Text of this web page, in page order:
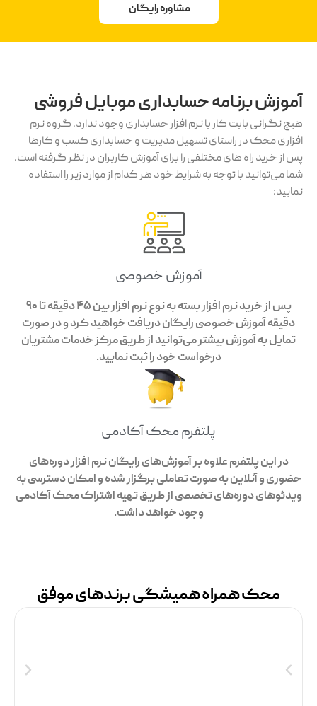
مشاوره رایگان
آموزش برنامه حسابداری موبایل فروشی
هیچ نگرانی بابت کار با نرم افزار حسابداری وجود ندارد. گروه نرم
افزاری محک در راستای تسهیل مدیریت و حسابداری کسب و کارها
پس از خرید راه های مختلفی را برای آموزش کاربران در نظر گرفته است.
شما می‌توانید با توجه به شرایط خود هر کدام از موارد زیر را استفاده
نمایید:
آموزش خصوصی
پس از خرید نرم افزار بسته به نوع نرم افزار بین 45 دقیقه تا 90
دقیقه آموزش خصوصی رایگان دریافت خواهید کرد و در صورت
تمایل به آموزش بیشتر می‌توانید از طریق مرکز خدمات مشتریان
درخواست خود را ثبت نمایید.
پلتفرم محک آکادمی
در این پلتفرم علاوه بر آموزش‌های رایگان نرم افزار دوره‌های
حضوری و آنلاین به صورت تعاملی برگزار شده و امکان دسترسی به
ویدئوهای دوره‌های تخصصی از طریق تهیه اشتراک محک آکادمی
وجود خواهد داشت.
محک همراه همیشگی برندهای موفق